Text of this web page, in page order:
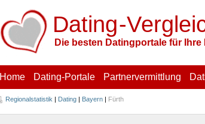
Dating-V
Die besten Datingportale für Ihre
Home Dating-Portale Partnervermittlung
Regionalstatistik | Dating | Bayern | Fürth